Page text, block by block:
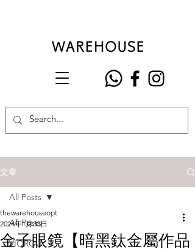
文章
All Posts
VIOROU
All Posts
金子眼鏡【暗黑鈦金屬作品
thewarehouseopt
2024年1月30日